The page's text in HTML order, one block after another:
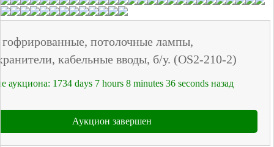
потолочные лампы,
кабельные вводы, б/у. (OS2-210-2)
аукциона: 1734 days 7 hours 8 minutes 36 seconds назад
Аукцион завершен